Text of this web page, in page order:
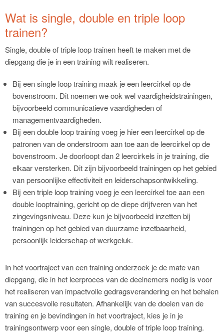
Wat is single, double en triple loop
trainen?
Single, double of triple loop trainen heeft te maken met de
diepgang die je in een training wilt realiseren.
Bij een single loop training maak je een leercirkel op de
bovenstroom. Dit noemen we ook wel vaardigheidstrainingen,
bijvoorbeeld communicatieve vaardigheden of
managementvaardigheden.
Bij een double loop training voeg je hier een leercirkel op de
patronen van de onderstroom aan toe aan de leercirkel op de
bovenstroom. Je doorloopt dan 2 leercirkels in je training, die
elkaar versterken. Dit zijn bijvoorbeeld trainingen op het gebied
van persoonlijke effectiviteit en leiderschapsontwikkeling.
Bij een triple loop training voeg je een leercirkel toe aan een
double looptraining, gericht op de diepe drijfveren van het
zingevingsniveau. Deze kun je bijvoorbeeld inzetten bij
trainingen op het gebied van duurzame inzetbaarheid,
persoonlijk leiderschap of werkgeluk.
In het voortraject van een training onderzoek je de mate van
diepgang, die in het leerproces van de deelnemers nodig is voor
het realiseren van impactvolle gedragsverandering en het behalen
van succesvolle resultaten. Afhankelijk van de doelen van de
training en je bevindingen in het voortraject, kies je in je
trainingsontwerp voor een single, double of triple loop training.